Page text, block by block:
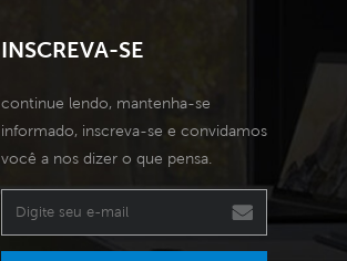
INSCREVA-SE
continue lendo, mantenha-se
informado, inscreva-se e convidamos
você a nos dizer o que pensa.